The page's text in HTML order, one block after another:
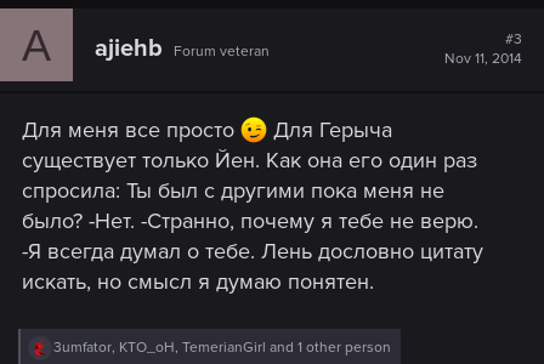
c
:
A ajiehb Forum veteran
#3
Nov 11, 2014
Для меня все просто
Для Герыча
существует только Йен. Как она его один раз
спросила: Ты был с другими пока меня не
было? -Нет. -Странно, почему я тебе не верю.
-Я всегда думал о тебе. Лень дословно цитату
искать, но смысл я думаю понятен.
R
3umfator, KTO_oH, TemerianGirl and 1 other person